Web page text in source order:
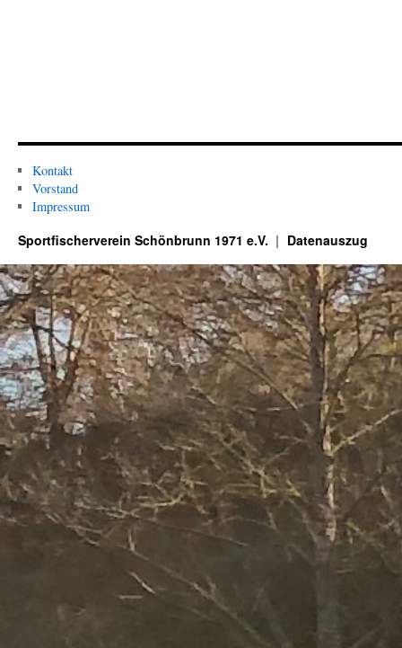
Kontakt
Vorstand
Impressum
Sportfischerverein Schönbrunn 1971 e.V. Datenauszug